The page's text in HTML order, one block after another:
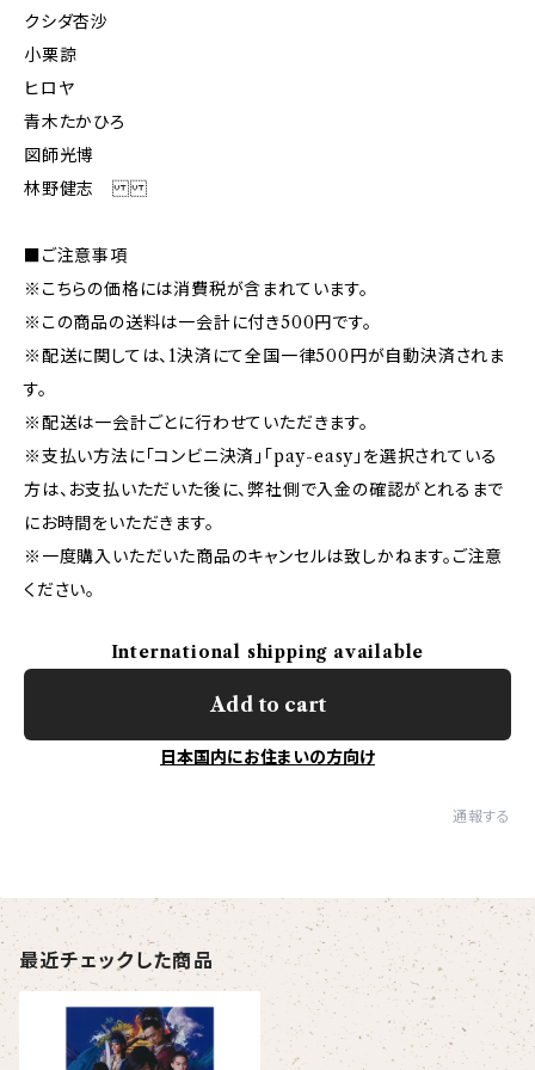
クシダ杏沙
小栗諒
ヒロヤ
青木たかひろ
図師光博
林野健志
■ご注意事項
※こちらの価格には消費税が含まれています。
※この商品の送料は一会計に付き500円です。
※配送に関しては、1決済にて全国一律500円が自動決済されま
す。
※配送は一会計ごとに行わせていただきます。
※支払い方法に「コンビニ決済」「pay-easy」を選択されている
方は、お支払いただいた後に、弊社側で入金の確認がとれるまで
にお時間をいただきます。
※一度購入いただいた商品のキャンセルは致しかねます。ご注意
ください。
International shipping available
Add to cart
日本国内にお住まいの方向け
通報する
最近チェックした商品